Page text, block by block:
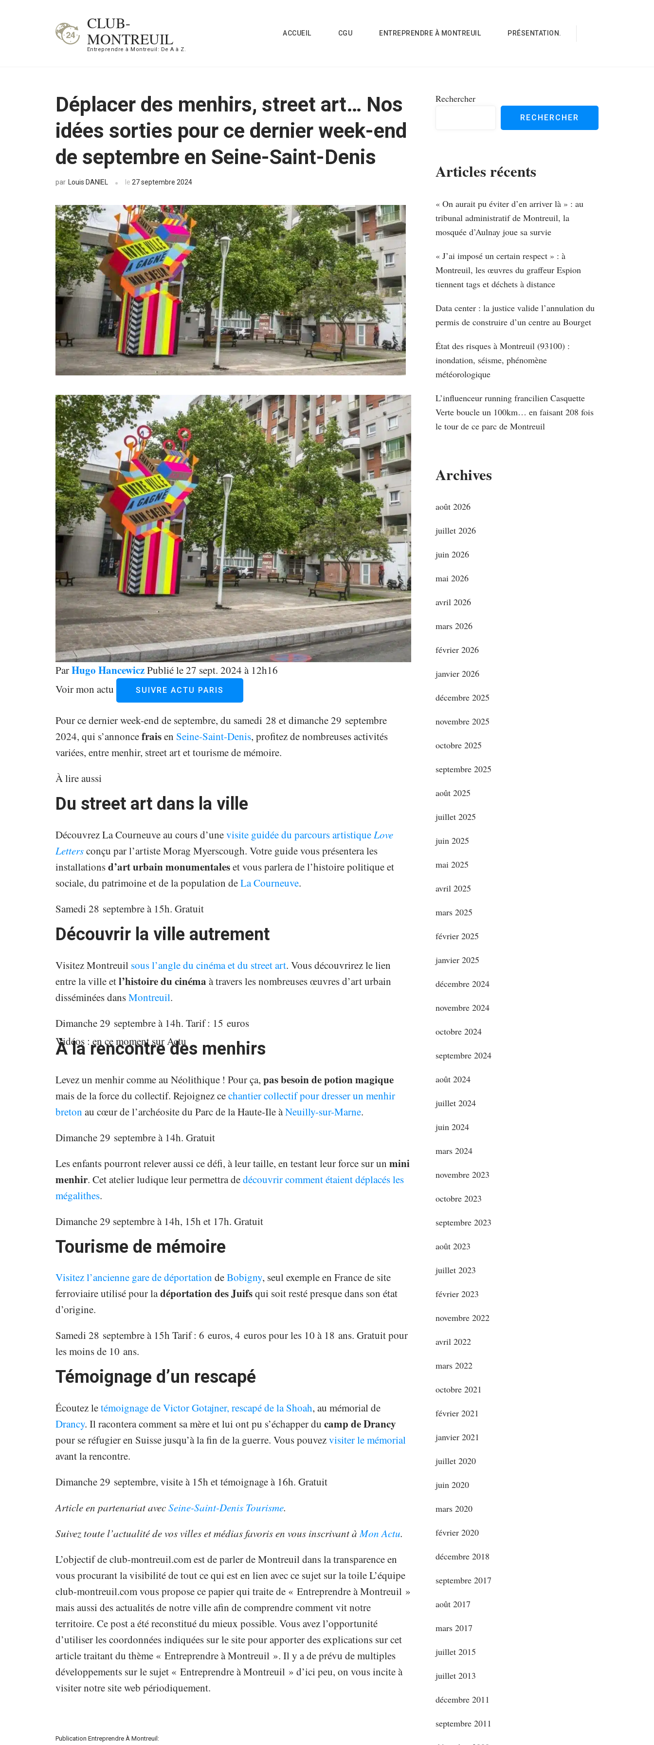
CLUB-
MONTREUIL
Entreprendre à Montreuil: De A à Z.
ACCUEIL CGU ENTREPRENDRE À MONTREUIL PRÉSENTATION.
Déplacer des menhirs, street art… Nos
idées sorties pour ce dernier week-end
de septembre en Seine-Saint-Denis
par Louis DANIEL le 27 septembre 2024
ParHugo HancewiczPublié le 27 sept. 2024 à 12h16
Voir mon actu
SUIVRE ACTU PARIS
Pour ce dernier week-end de septembre, du samedi 28 et dimanche 29 septembre
2024, qui s’annoncefraisen Seine-Saint-Denis, profitez de nombreuses activités
variées, entre menhir, street art et tourisme de mémoire.
À lire aussi
Du street art dans la ville
Découvrez La Courneuve au cours d’unevisite guidée du parcours artistiqueLove
Lettersconçu par l’artiste Morag Myerscough. Votre guide vous présentera les
installationsd’art urbain monumentaleset vous parlera de l’histoire politique et
sociale, du patrimoine et de la population deLa Courneuve.
Samedi 28 septembre à 15h. Gratuit
Découvrir la ville autrement
Visitez Montreuil sous l’angle du cinéma et du street art. Vous découvrirez le lien
entre la ville etl’histoire du cinéma à travers les nombreuses œuvres d’art urbain
disséminées dansMontreuil.
Dimanche 29 septembre à 14h. Tarif : 15 euros
Vidéos : en ce moment sur Actu
À la rencontre des menhirs
Levez un menhir comme au Néolithique ! Pour ça, pas besoin de potion magique
mais de la force du collectif. Rejoignez cechantier collectif pour dresser un menhir
breton au cœur de l’archéosite du Parc de la Haute-Ile àNeuilly-sur-Marne.
Dimanche 29 septembre à 14h. Gratuit
Les enfants pourront relever aussi ce défi, à leur taille, en testant leur force sur un mini
menhir. Cet atelier ludique leur permettra dedécouvrir comment étaient déplacés les
mégalithes.
Dimanche 29 septembre à 14h, 15h et 17h. Gratuit
Tourisme de mémoire
Visitez l’ancienne gare de déportation deBobigny, seul exemple en France de site
ferroviaire utilisé pour ladéportation des Juifsqui soit resté presque dans son état
d’origine.
Samedi 28 septembre à 15h Tarif : 6 euros, 4 euros pour les 10 à 18 ans. Gratuit pour
les moins de 10 ans.
Témoignage d’un rescapé
Écoutez letémoignage de Victor Gotajner, rescapé de la Shoah, au mémorial de
Drancy. Il racontera comment sa mère et lui ont pu s’échapper du camp de Drancy
pour se réfugier en Suisse jusqu’à la fin de la guerre. Vous pouvezvisiter le mémorial
avant la rencontre.
Dimanche 29 septembre, visite à 15h et témoignage à 16h. Gratuit
Article en partenariat avecSeine-Saint-Denis Tourisme.
Suivez toute l’actualité de vos villes et médias favoris en vous inscrivant àMon Actu.
L’objectif de club-montreuil.com est de parler de Montreuil dans la transparence en
vous procurant la visibilité de tout ce qui est en lien avec ce sujet sur la toile L’équipe
club-montreuil.com vous propose ce papier qui traite de « Entreprendre à Montreuil »
mais aussi des actualités de notre ville afin de comprendre comment vit notre
territoire. Ce post a été reconstitué du mieux possible. Vous avez l’opportunité
d’utiliser les coordonnées indiquées sur le site pour apporter des explications sur cet
article traitant du thème « Entreprendre à Montreuil ». Il y a de prévu de multiples
développements sur le sujet « Entreprendre à Montreuil » d’ici peu, on vous incite à
visiter notre site web périodiquement.
Publication Entreprendre À Montreuil:
Rechercher
RECHERCHER
Articles récents
« On aurait pu éviter d’en arriver là » : au
tribunal administratif de Montreuil, la
mosquée d’Aulnay joue sa survie
« J’ai imposé un certain respect » : à
Montreuil, les œuvres du graffeur Espion
tiennent tags et déchets à distance
Data center : la justice valide l’annulation du
permis de construire d’un centre au Bourget
État des risques à Montreuil (93100) :
inondation, séisme, phénomène
météorologique
L’influenceur running francilien Casquette
Verte boucle un 100km… en faisant 208 fois
le tour de ce parc de Montreuil
Archives
août 2026
juillet 2026
juin 2026
mai 2026
avril 2026
mars 2026
février 2026
janvier 2026
décembre 2025
novembre 2025
octobre 2025
septembre 2025
août 2025
juillet 2025
juin 2025
mai 2025
avril 2025
mars 2025
février 2025
janvier 2025
décembre 2024
novembre 2024
octobre 2024
septembre 2024
août 2024
juillet 2024
juin 2024
mars 2024
novembre 2023
octobre 2023
septembre 2023
août 2023
juillet 2023
février 2023
novembre 2022
avril 2022
mars 2022
octobre 2021
février 2021
janvier 2021
juillet 2020
juin 2020
mars 2020
février 2020
décembre 2018
septembre 2017
août 2017
mars 2017
juillet 2015
juillet 2013
décembre 2011
septembre 2011